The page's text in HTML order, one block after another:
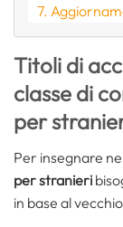
Titoli di
classe di
per
Per insegnare
per stranieri
in base al